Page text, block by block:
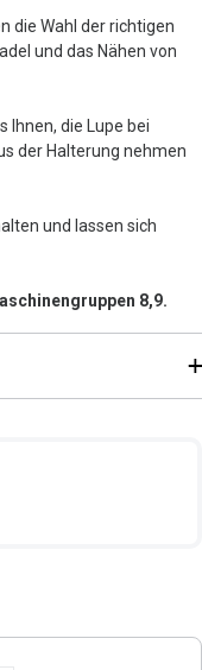
die Wahl der richtigen
und das Nähen von
Ihnen, die Lupe bei
der Halterung nehmen
und lassen sich
8,9.